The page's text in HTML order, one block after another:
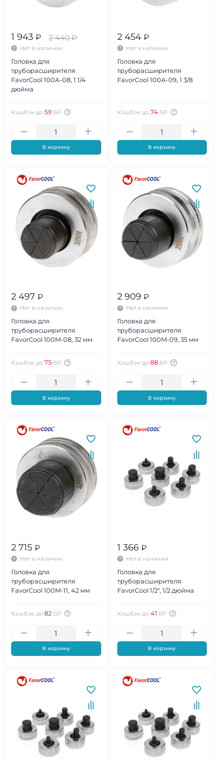
1 943 ₽ 2 440₽
Нет в наличии
Головка для
труборасширителя
FavorCool 100А-08, 1 1/4
дюйма
Кэшбэк до 59 БР
В корзину
2 454 ₽
Нет в наличии
Головка для
труборасширителя
FavorCool 100А-09, 1 3/8
Кэшбэк до 74 БР
В корзину
2 497 ₽
Нет в наличии
Головка для
труборасширителя
FavorCool 100М-08, 32 мм
Кэшбэк до 75 БР
В корзину
2 909 ₽
Нет в наличии
Головка для
труборасширителя
FavorCool 100М-09, 35 мм
Кэшбэк до 88 БР
В корзину
2 715 ₽
Нет в наличии
Головка для
труборасширителя
FavorCool 100М-11, 42 мм
Кэшбэк до 82 БР
В корзину
1 366 ₽
Нет в наличии
Головка для
труборасширителя
FavorCool 1/2", 1/2 дюйма
Кэшбэк до 41 БР
В корзину